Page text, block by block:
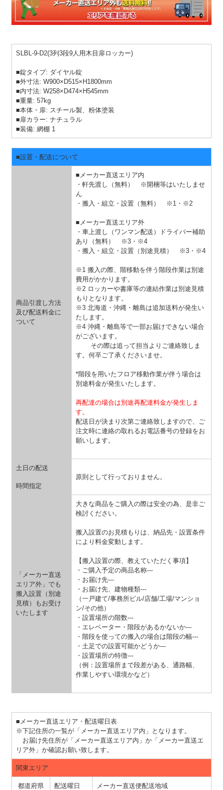
SLBL-9-D2(3列3段9人用木目扉ロッカー)
■錠タイプ: ダイヤル錠
■外寸法: W900×D515×H1800mm
■内寸法: W258×D474×H545mm
■重量: 57kg
■本体・扉: スチール製、粉体塗装
■扉カラー: ナチュラル
■装備: 網棚 1
■設置・配送について
商品引渡し方法
及び配送料金に
ついて
■メーカー直送エリア内
・軒先渡し（無料） ※開梱等はいたしませ
ん
・搬入・組立・設置（無料）
※1・※2
■メーカー直送エリア外
・車上渡し（ワンマン配送）ドライバー補助
あり（無料）
※3・※4
・搬入・組立・設置（別途見積）
※3・※4
※1 搬入の際、階移動を伴う階段作業は別途
費用がかかります。
※2 ロッカーや書庫等の連結作業は別途見積
もりとなります。
※3 北海道・沖縄・離島は追加送料が発生い
たします。
※4 沖縄・離島等で一部お届けできない場合
がございます。
その際は追って担当よりご連絡致しま
す。何卒ご了承くださいませ。
*階段を用いたフロア移動作業が伴う場合は
別途料金が発生いたします。
再配達の場合は別途再配達料金が発生しま
す。
配送日が決まり次第ご連絡致しますので、ご
注文時に連絡の取れるお電話番号の登録をお
願いします。
土日の配送
原則として行っておりません。
時間指定
「メーカー直送
エリア外」でも
搬入設置（別途
見積）もお受け
いたします
大きな商品をご購入の際は安全の為、是非ご
検討ください。
搬入設置のお見積もりは、納品先・設置条件
により料金変動します。
【搬入設置の際、教えていただく事項】
・ご購入予定の商品名称---
・お届け先---
・お届け先、建物種類---
（一戸建て/事務所ビル/店舗/工場/マンショ
ン/その他）
・設置場所の階数---
・エレベーター・階段があるかないか---
・階段を使っての搬入の場合は階段の幅---
・土足での設置可能かどうか---
・設置場所の特徴---
（例：設置場所まで段差がある、通路幅、
作業しやすい環境かなど）
■メーカー直送エリア・配送曜日表
※下記住所の一覧が「メーカー直送エリア内」となります。
お届け先住所が「メーカー直送エリア内」か「メーカー直送エ
リア外」か確認お願い致します。
関東エリア
都道府県 配送曜日 メーカー直送便配送地域